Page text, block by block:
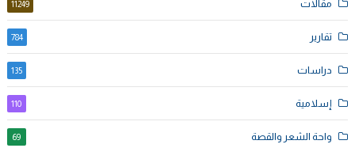
مقالات 11249
تقارير 784
دراسات 135
إسلامية 110
واحة الشعر والقصة 69